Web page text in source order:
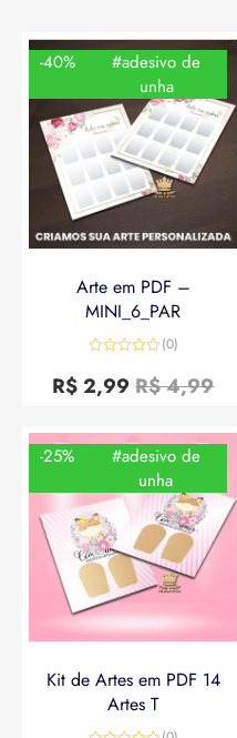
-40%
#adesivo de
unha
Arte em PDF –
MINI_6_PAR
0
de
(0)
R$4,99
R$2,99
-25%
#adesivo de
unha
Kit de Artes em PDF 14
Artes T